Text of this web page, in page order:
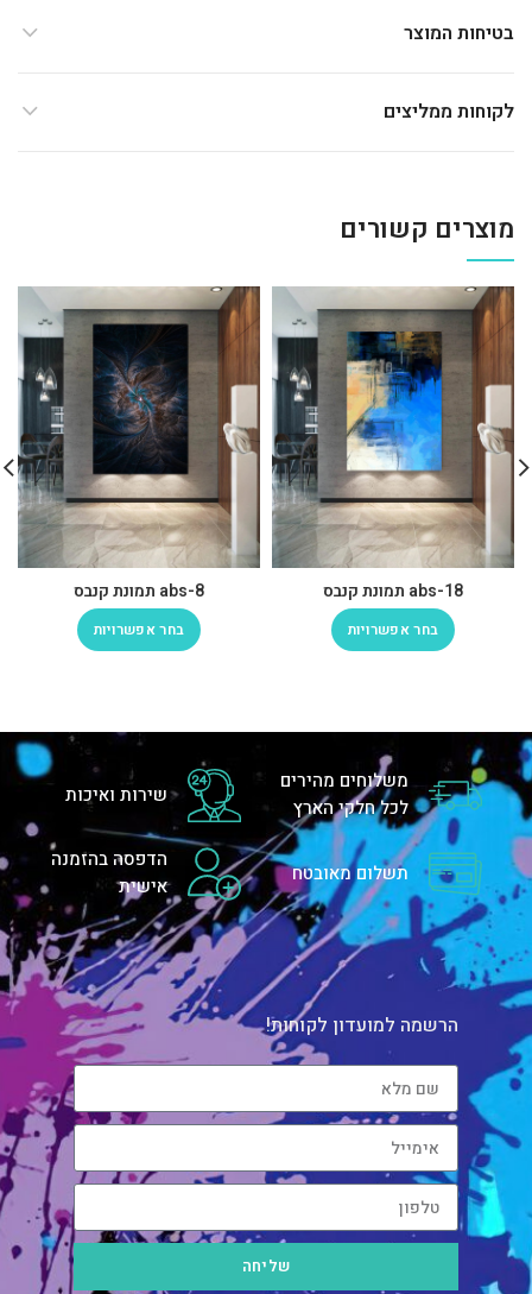
בטיחות המוצר
לקוחות ממליצים
מוצרים קשורים
abs-18 תמונת קנבס
בחר אפשרויות
abs-8 תמונת קנבס
בחר אפשרויות
משלוחים מהירים
לכל חלקי הארץ
שירות ואיכות
תשלום מאובטח
הדפסה בהזמנה
אישית
הרשמה למועדון לקוחות!
שליחה